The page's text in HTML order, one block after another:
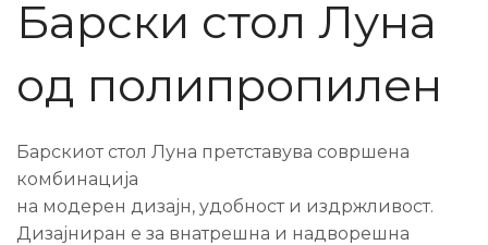
Барски стол Луна
од полипропилен
Барскиот стол Луна претставува совршена
комбинација
на модерен дизајн, удобност и издржливост.
Дизајниран е за внатрешна и надворешна